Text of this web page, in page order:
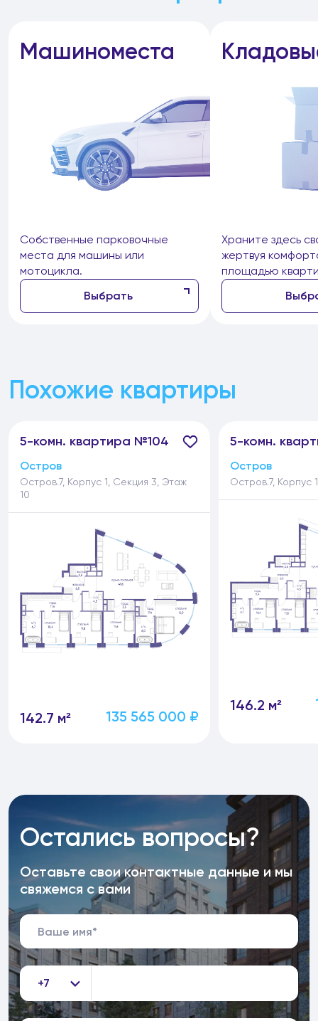
Машиноместа
Собственные парковочные
места для машины или
мотоцикла.
Выбрать
Храните здесь
жертвуя
площадью
Похожие квартиры
5-комн. квартира №104
Остров
Остров.7, Корпус 1, Секция 3, Этаж
10
142.7 м² 135 565 000 ₽
5-комн.
Остров
Остров.7, Корпус
146.2 м²
Остались вопросы?
Оставьте свои контактные данные и мы
свяжемся с вами
+7